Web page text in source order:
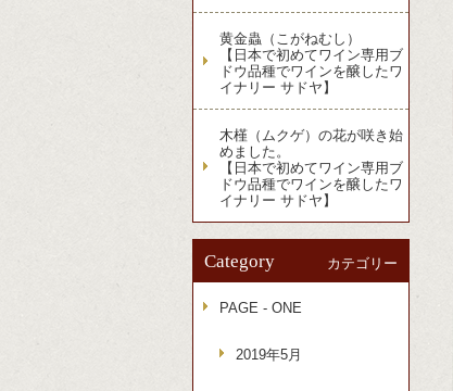
黄金蟲（こがねむし）
【日本で初めてワイン専用ブ
ドウ品種でワインを醸したワ
イナリー サドヤ】
木槿（ムクゲ）の花が咲き始
めました。
【日本で初めてワイン専用ブ
ドウ品種でワインを醸したワ
イナリー サドヤ】
Category カテゴリー
PAGE - ONE
2019年5月